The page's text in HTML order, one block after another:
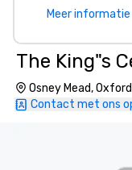
Meer informatie
The King"s
Osney Mead,
Contact met ons